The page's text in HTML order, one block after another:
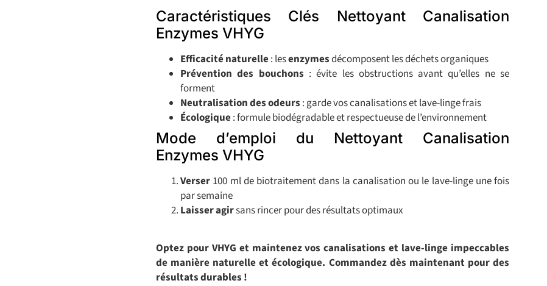
Caractéristiques Clés Nettoyant Canalisation
Enzymes VHYG
Efficacité naturelle: lesenzymesdécomposent les déchets organiques
Prévention des bouchons : évite les obstructions avant qu’elles ne se
forment
Neutralisation des odeurs : garde vos canalisations et lave-linge frais
Écologique: formule biodégradable et respectueuse de l’environnement
Mode d’emploi du Nettoyant Canalisation
Enzymes VHYG
Verser 100 ml de biotraitement dans la canalisation ou le lave-linge une fois
par semaine
Laisser agirsans rincer pour des résultats optimaux
Optez pour VHYG et maintenez vos canalisations et lave-linge impeccables
de manière naturelle et écologique. Commandez dès maintenant pour des
résultats durables !